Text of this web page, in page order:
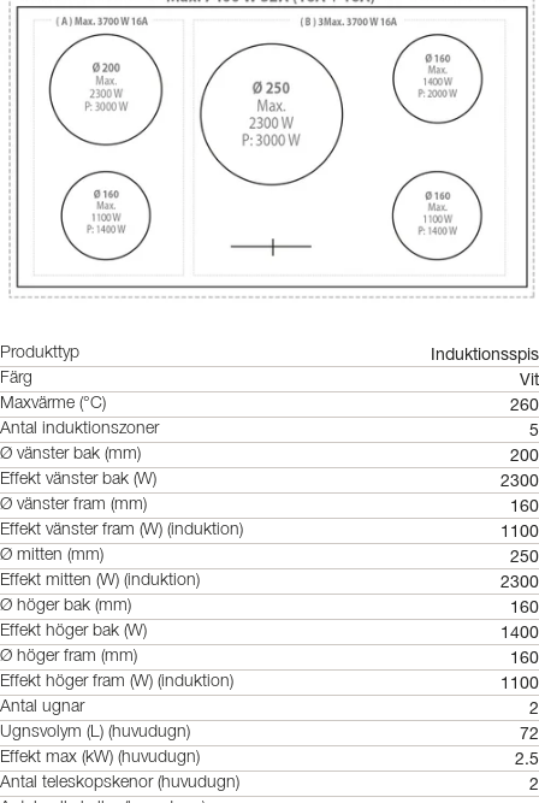
Produkttyp Induktionsspis
Färg Vit
Maxvärme (°C) 260
Antal induktionszoner 5
Ø vänster bak (mm) 200
Effekt vänster bak (W) 2300
Ø vänster fram (mm) 160
Effekt vänster fram (W) (induktion) 1100
Ø mitten (mm) 250
Effekt mitten (W) (induktion) 2300
Ø höger bak (mm) 160
Effekt höger bak (W) 1400
Ø höger fram (mm) 160
Effekt höger fram (W) (induktion) 1100
Antal ugnar 2
Ugnsvolym (L) (huvudugn) 72
Effekt max (kW) (huvudugn) 2.5
Antal teleskopskenor (huvudugn) 2